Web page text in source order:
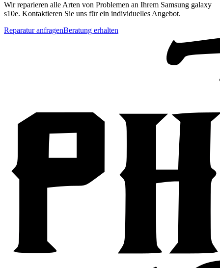
Wir reparieren alle Arten von Problemen an Ihrem Samsung galaxy
s10e. Kontaktieren Sie uns für ein individuelles Angebot.
Reparatur anfragenBeratung erhalten